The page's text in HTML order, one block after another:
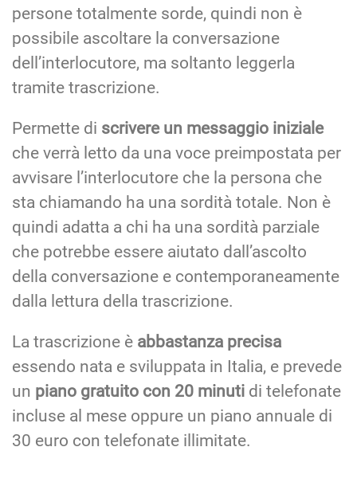
persone totalmente sorde, quindi non è
possibile ascoltare la conversazione
dell’interlocutore, ma soltanto leggerla
tramite trascrizione.
Permette di scrivere un messaggio iniziale
che verrà letto da una voce preimpostata per
avvisare l’interlocutore che la persona che
sta chiamando ha una sordità totale. Non è
quindi adatta a chi ha una sordità parziale
che potrebbe essere aiutato dall’ascolto
della conversazione e contemporaneamente
dalla lettura della trascrizione.
La trascrizione è abbastanza precisa
essendo nata e sviluppata in Italia, e prevede
un piano gratuito con 20 minuti di telefonate
incluse al mese oppure un piano annuale di
30 euro con telefonate illimitate.